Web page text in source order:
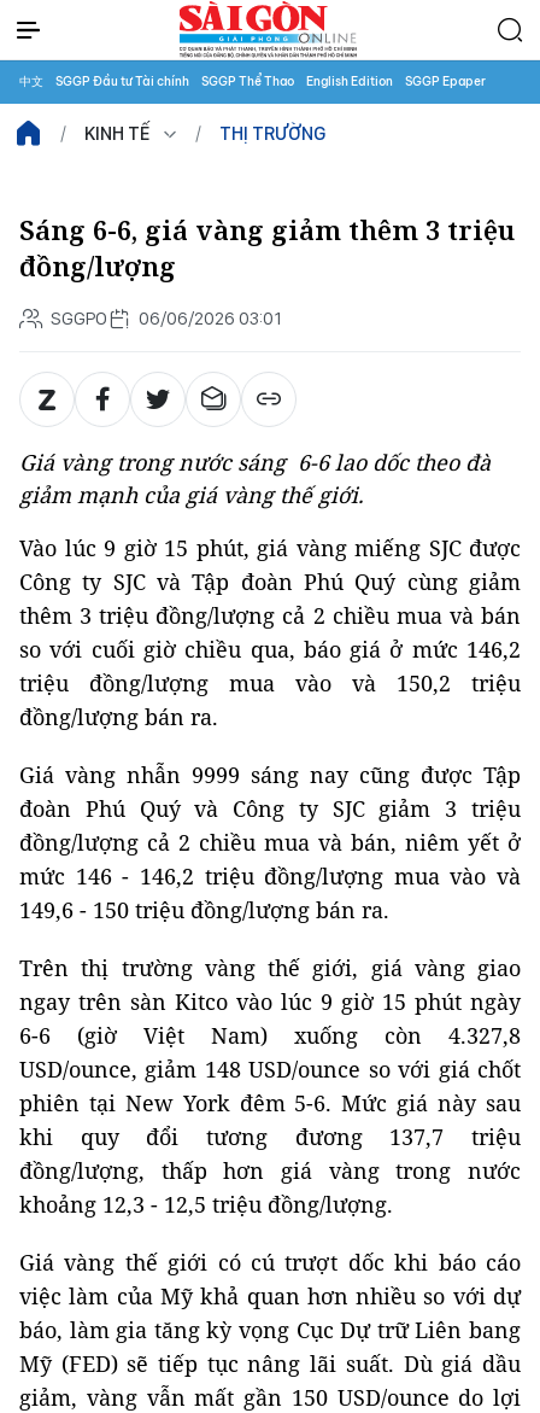
中文 SGGP Đầu tư Tài chính SGGP Thể Thao English Edition SGGP Epaper
KINH TẾ THỊ TRƯỜNG
Sáng 6-6, giá vàng giảm thêm 3 triệu
đồng/lượng
SGGPO 06/06/2026 03:01
Giá vàng trong nước sáng 6-6 lao dốc theo đà
giảm mạnh của giá vàng thế giới.
Vào lúc 9 giờ 15 phút, giá vàng miếng SJC được
Công ty SJC và Tập đoàn Phú Quý cùng giảm
thêm 3 triệu đồng/lượng cả 2 chiều mua và bán
so với cuối giờ chiều qua, báo giá ở mức 146,2
triệu đồng/lượng mua vào và 150,2 triệu
đồng/lượng bán ra.
Giá vàng nhẫn 9999 sáng nay cũng được Tập
đoàn Phú Quý và Công ty SJC giảm 3 triệu
đồng/lượng cả 2 chiều mua và bán, niêm yết ở
mức 146 - 146,2 triệu đồng/lượng mua vào và
149,6 - 150 triệu đồng/lượng bán ra.
Trên thị trường vàng thế giới, giá vàng giao
ngay trên sàn Kitco vào lúc 9 giờ 15 phút ngày
6-6 (giờ Việt Nam) xuống còn 4.327,8
USD/ounce, giảm 148 USD/ounce so với giá chốt
phiên tại New York đêm 5-6. Mức giá này sau
khi quy đổi tương đương 137,7 triệu
đồng/lượng, thấp hơn giá vàng trong nước
khoảng 12,3 - 12,5 triệu đồng/lượng.
Giá vàng thế giới có cú trượt dốc khi báo cáo
việc làm của Mỹ khả quan hơn nhiều so với dự
báo, làm gia tăng kỳ vọng Cục Dự trữ Liên bang
Mỹ (FED) sẽ tiếp tục nâng lãi suất. Dù giá dầu
giảm, vàng vẫn mất gần 150 USD/ounce do lợi